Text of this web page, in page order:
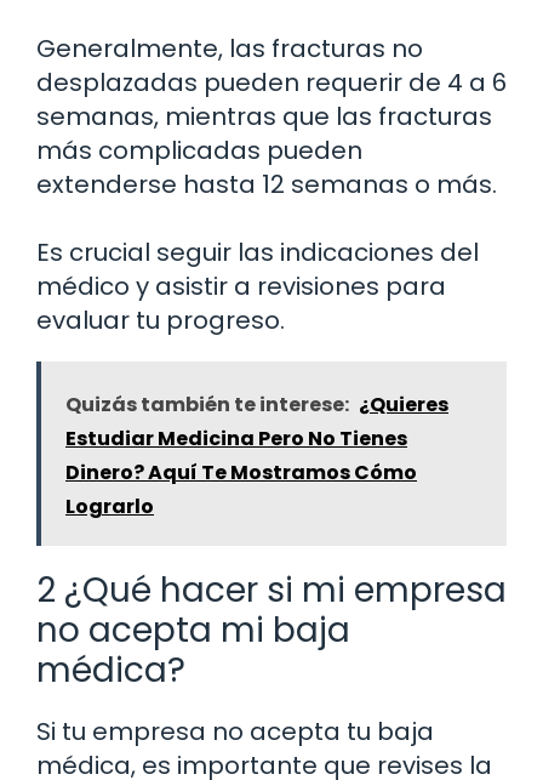
Generalmente, las fracturas no
desplazadas pueden requerir de 4 a 6
semanas, mientras que las fracturas
más complicadas pueden
extenderse hasta 12 semanas o más.
Es crucial seguir las indicaciones del
médico y asistir a revisiones para
evaluar tu progreso.
Quizás también te interese: ¿Quieres
Estudiar Medicina Pero No Tienes
Dinero? Aquí Te Mostramos Cómo
Lograrlo
2 ¿Qué hacer si mi empresa
no acepta mi baja
médica?
Si tu empresa no acepta tu baja
médica, es importante que revises la